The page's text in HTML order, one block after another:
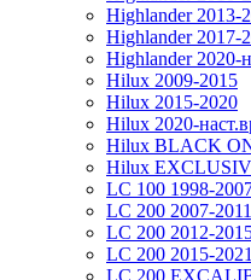
Highlander 2013-
Highlander 2017-
Highlander 2020-
Hilux 2009-2015
Hilux 2015-2020
Hilux 2020-
Hilux BLACK
Hilux
LC 100 1998-
LC 200 2007-2011
LC 200 2012-
LC 200 2015-2021
LC 200